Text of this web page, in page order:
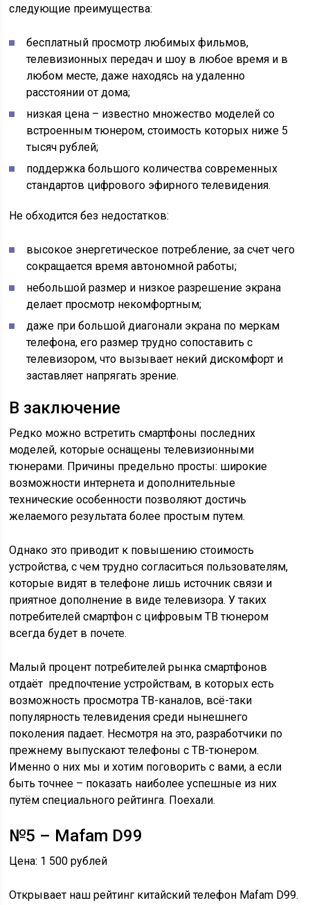
следующие преимущества:
бесплатный просмотр любимых фильмов,
телевизионных передач и шоу в любое время и в
любом месте, даже находясь на удаленно
расстоянии от дома;
низкая цена – известно множество моделей со
встроенным тюнером, стоимость которых ниже 5
тысяч рублей;
поддержка большого количества современных
стандартов цифрового эфирного телевидения.
Не обходится без недостатков:
высокое энергетическое потребление, за счет чего
сокращается время автономной работы;
небольшой размер и низкое разрешение экрана
делает просмотр некомфортным;
даже при большой диагонали экрана по меркам
телефона, его размер трудно сопоставить с
телевизором, что вызывает некий дискомфорт и
заставляет напрягать зрение.
В заключение
Редко можно встретить смартфоны последних
моделей, которые оснащены телевизионными
тюнерами. Причины предельно просты: широкие
возможности интернета и дополнительные
технические особенности позволяют достичь
желаемого результата более простым путем.
Однако это приводит к повышению стоимость
устройства, с чем трудно согласиться пользователям,
которые видят в телефоне лишь источник связи и
приятное дополнение в виде телевизора. У таких
потребителей смартфон с цифровым ТВ тюнером
всегда будет в почете.
Малый процент потребителей рынка смартфонов
отдаёт предпочтение устройствам, в которых есть
возможность просмотра ТВ-каналов, всё-таки
популярность телевидения среди нынешнего
поколения падает. Несмотря на это, разработчики по
прежнему выпускают телефоны с ТВ-тюнером.
Именно о них мы и хотим поговорить с вами, а если
быть точнее – показать наиболее успешные из них
путём специального рейтинга. Поехали.
№5 – Mafam D99
Цена: 1 500 рублей
Открывает наш рейтинг китайский телефон Mafam D99.